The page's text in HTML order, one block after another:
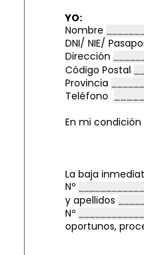
YO:
Nombre
DNI/ NIE/
Dirección
Código Postal
Provincia
Teléfono
En mi condición
La baja
Nº
y apellidos
Nº
oportunos,